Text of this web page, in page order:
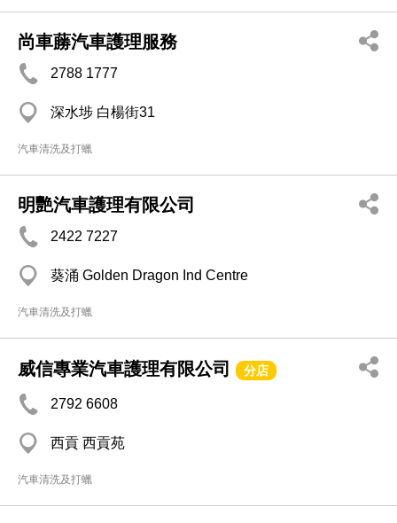
尚車蕂汽車護理服務
2788 1777
深水埗 白楊街31
汽車清洗及打蠟
明艷汽車護理有限公司
2422 7227
葵涌 Golden Dragon Ind Centre
汽車清洗及打蠟
威信專業汽車護理有限公司 分店
2792 6608
西貢 西貢苑
汽車清洗及打蠟